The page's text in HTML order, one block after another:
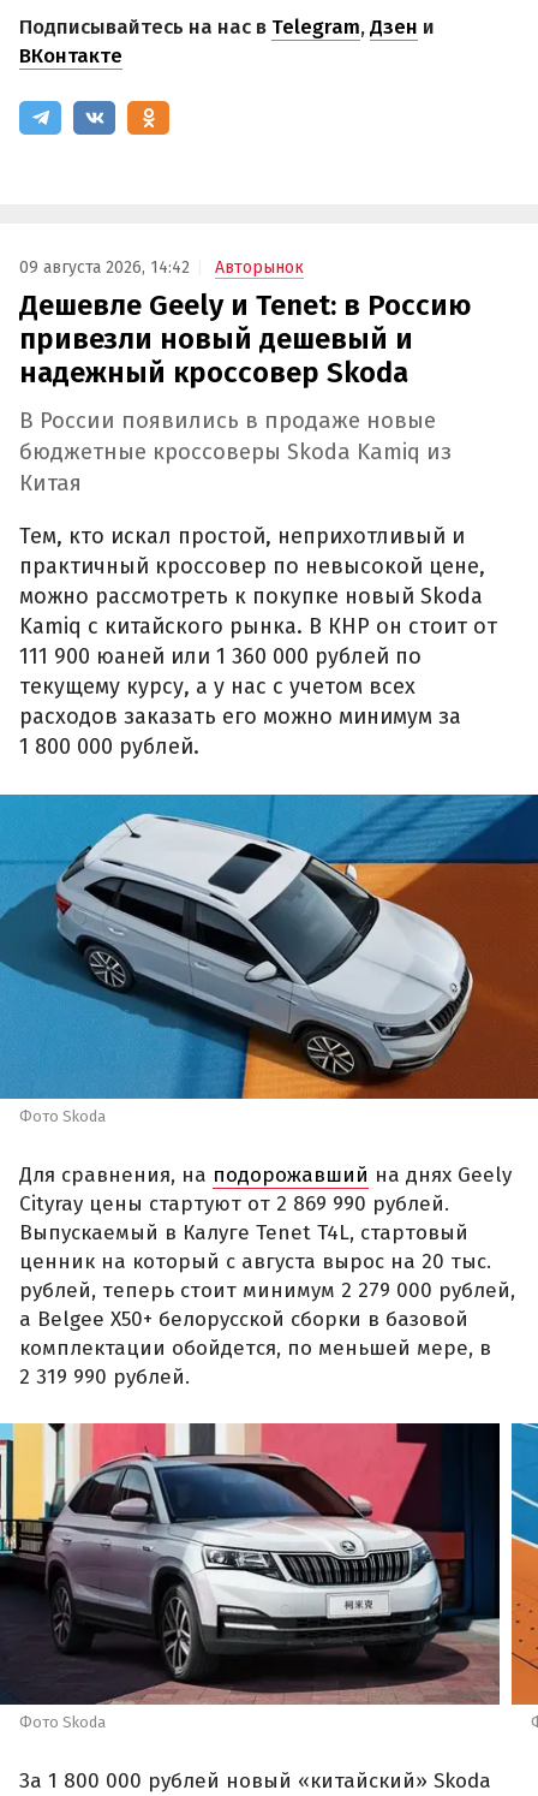
Подписывайтесь на нас в Telegram,Дзен и
ВКонтакте
09 августа 2026, 14:42 Авторынок
Дешевле Geely и Tenet: в Россию
привезли новый дешевый и
надежный кроссовер Skoda
В России появились в продаже новые
бюджетные кроссоверы Skoda Kamiq из
Китая
Тем, кто искал простой, неприхотливый и
практичный кроссовер по невысокой цене,
можно рассмотреть к покупке новый Skoda
Kamiq с китайского рынка. В КНР он стоит от
111 900 юаней или 1 360 000 рублей по
текущему курсу, а у нас с учетом всех
расходов заказать его можно минимум за
1 800 000 рублей.
Фото Skoda
Для сравнения, на подорожавший на днях Geely
Cityray цены стартуют от 2 869 990 рублей.
Выпускаемый в Калуге Tenet T4L, стартовый
ценник на который с августа вырос на 20 тыс.
рублей, теперь стоит минимум 2 279 000 рублей,
а Belgee X50+ белорусской сборки в базовой
комплектации обойдется, по меньшей мере, в
2 319 990 рублей.
Фото Skoda
За 1 800 000 рублей новый «китайский» Skoda